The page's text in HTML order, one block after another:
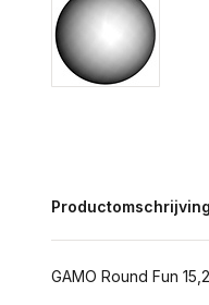
Productomschrijving
GAMO Round Fun